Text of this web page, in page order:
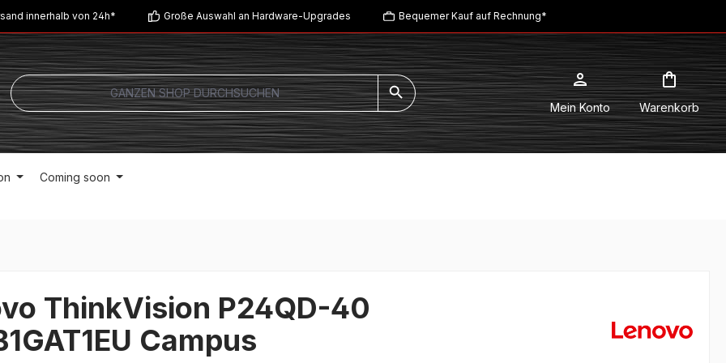
innerhalb von 24h* Große Auswahl an Hardware-Upgrades Bequemer Kauf auf Rechnung*
Mein Konto Warenkorb
Coming soon
ThinkVision P24QD-40
Campus